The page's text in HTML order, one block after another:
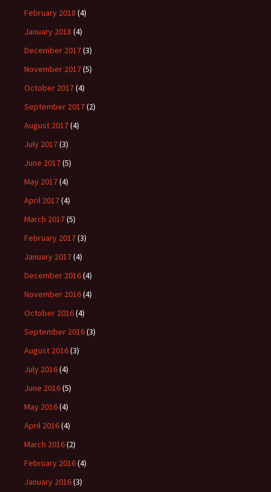
February 2018 (4)
January 2018 (4)
December 2017(3)
November 2017(5)
October 2017(4)
September 2017(2)
August 2017(4)
July 2017(3)
June 2017(5)
May 2017(4)
April 2017(4)
March 2017(5)
February 2017(3)
January 2017(4)
December 2016(4)
November 2016(4)
October 2016(4)
September 2016(3)
August 2016(3)
July 2016(4)
June 2016(5)
May 2016(4)
April 2016(4)
March 2016(2)
February 2016(4)
January 2016(3)